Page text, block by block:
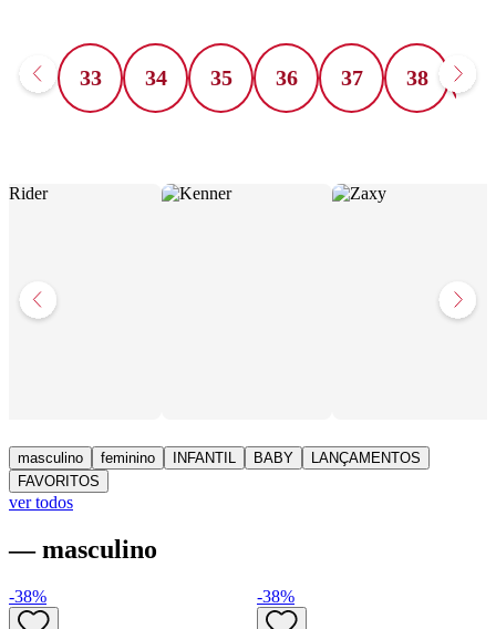
33 34 35 36 37 38 39
masculino feminino INFANTIL BABY
LANÇAMENTOS
FAVORITOS
ver todos
— masculino
-38% -38%